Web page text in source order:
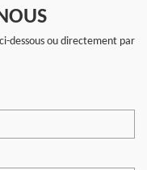
dessous ou directement par